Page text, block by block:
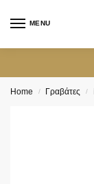
MENU
Home / Γραβάτες /